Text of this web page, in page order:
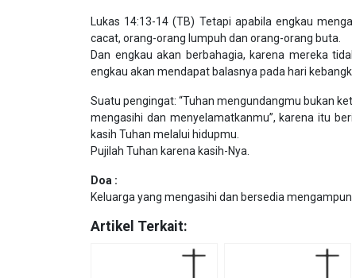
Lukas 14:13-14 (TB) Tetapi apabila engkau
cacat, orang-orang lumpuh dan orang-orang buta.
Dan engkau akan berbahagia, karena mereka
engkau akan mendapat balasnya pada hari
Suatu pengingat: “Tuhan mengundangmu bukan
mengasihi dan menyelamatkanmu”, karena itu
kasih Tuhan melalui hidupmu.
Pujilah Tuhan karena kasih-Nya.
Doa :
Keluarga yang mengasihi dan bersedia
Artikel Terkait: